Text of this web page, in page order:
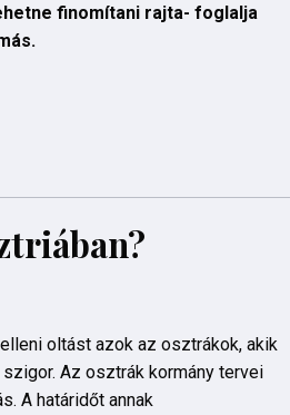
finomítani rajta- foglalja
oltást azok az osztrákok, akik
Az osztrák kormány tervei
A határidőt annak